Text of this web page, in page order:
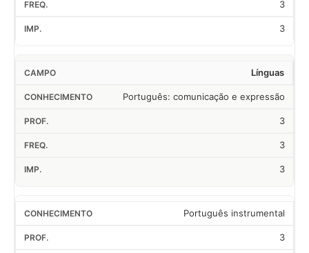
3
3
Línguas
Português: comunicação e expressão
3
3
3
Português instrumental
3